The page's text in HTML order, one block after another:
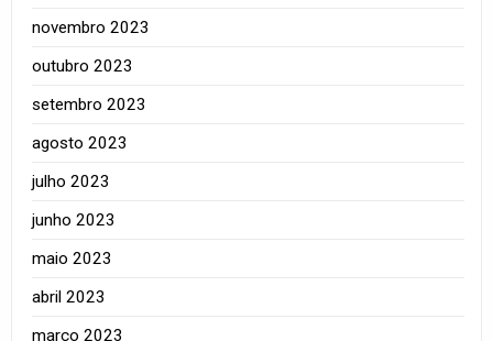
novembro 2023
outubro 2023
setembro 2023
agosto 2023
julho 2023
junho 2023
maio 2023
abril 2023
março 2023